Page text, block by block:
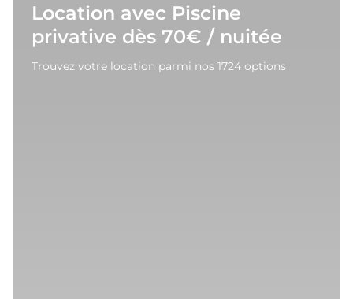
Location avec Piscine
privative dès 70€ / nuitée
Trouvez votre location parmi nos 1724 options